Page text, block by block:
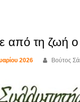
από τη ζωή ο
2026 Βούτος